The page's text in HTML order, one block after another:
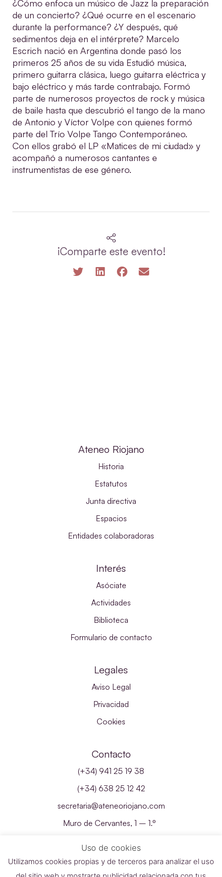
¿Cómo enfoca un músico de Jazz la preparación
de un concierto? ¿Qué ocurre en el escenario
durante la performance? ¿Y después, qué
sedimentos deja en el intérprete? Marcelo
Escrich nació en Argentina donde pasó los
primeros 25 años de su vida Estudió música,
primero guitarra clásica, luego guitarra eléctrica y
bajo eléctrico y más tarde contrabajo. Formó
parte de numerosos proyectos de rock y música
de baile hasta que descubrió el tango de la mano
de Antonio y Víctor Volpe con quienes formó
parte del Trío Volpe Tango Contemporáneo.
Con ellos grabó el LP «Matices de mi ciudad» y
acompañó a numerosos cantantes e
instrumentistas de ese género.
¡Comparte este evento!
Ateneo Riojano
Historia
Estatutos
Junta directiva
Espacios
Entidades colaboradoras
Interés
Asóciate
Actividades
Biblioteca
Formulario de contacto
Legales
Aviso Legal
Privacidad
Cookies
Contacto
(+34) 941 25 19 38
(+34) 638 25 12 42
secretaria@ateneoriojano.com
Muro de Cervantes, 1 – 1.º
Uso de cookies
Utilizamos cookies propias y de terceros para analizar el uso